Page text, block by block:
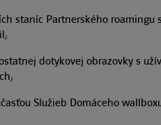
staníc Partnerského roamingu
dotykovej obrazovky s
Služieb Domáceho